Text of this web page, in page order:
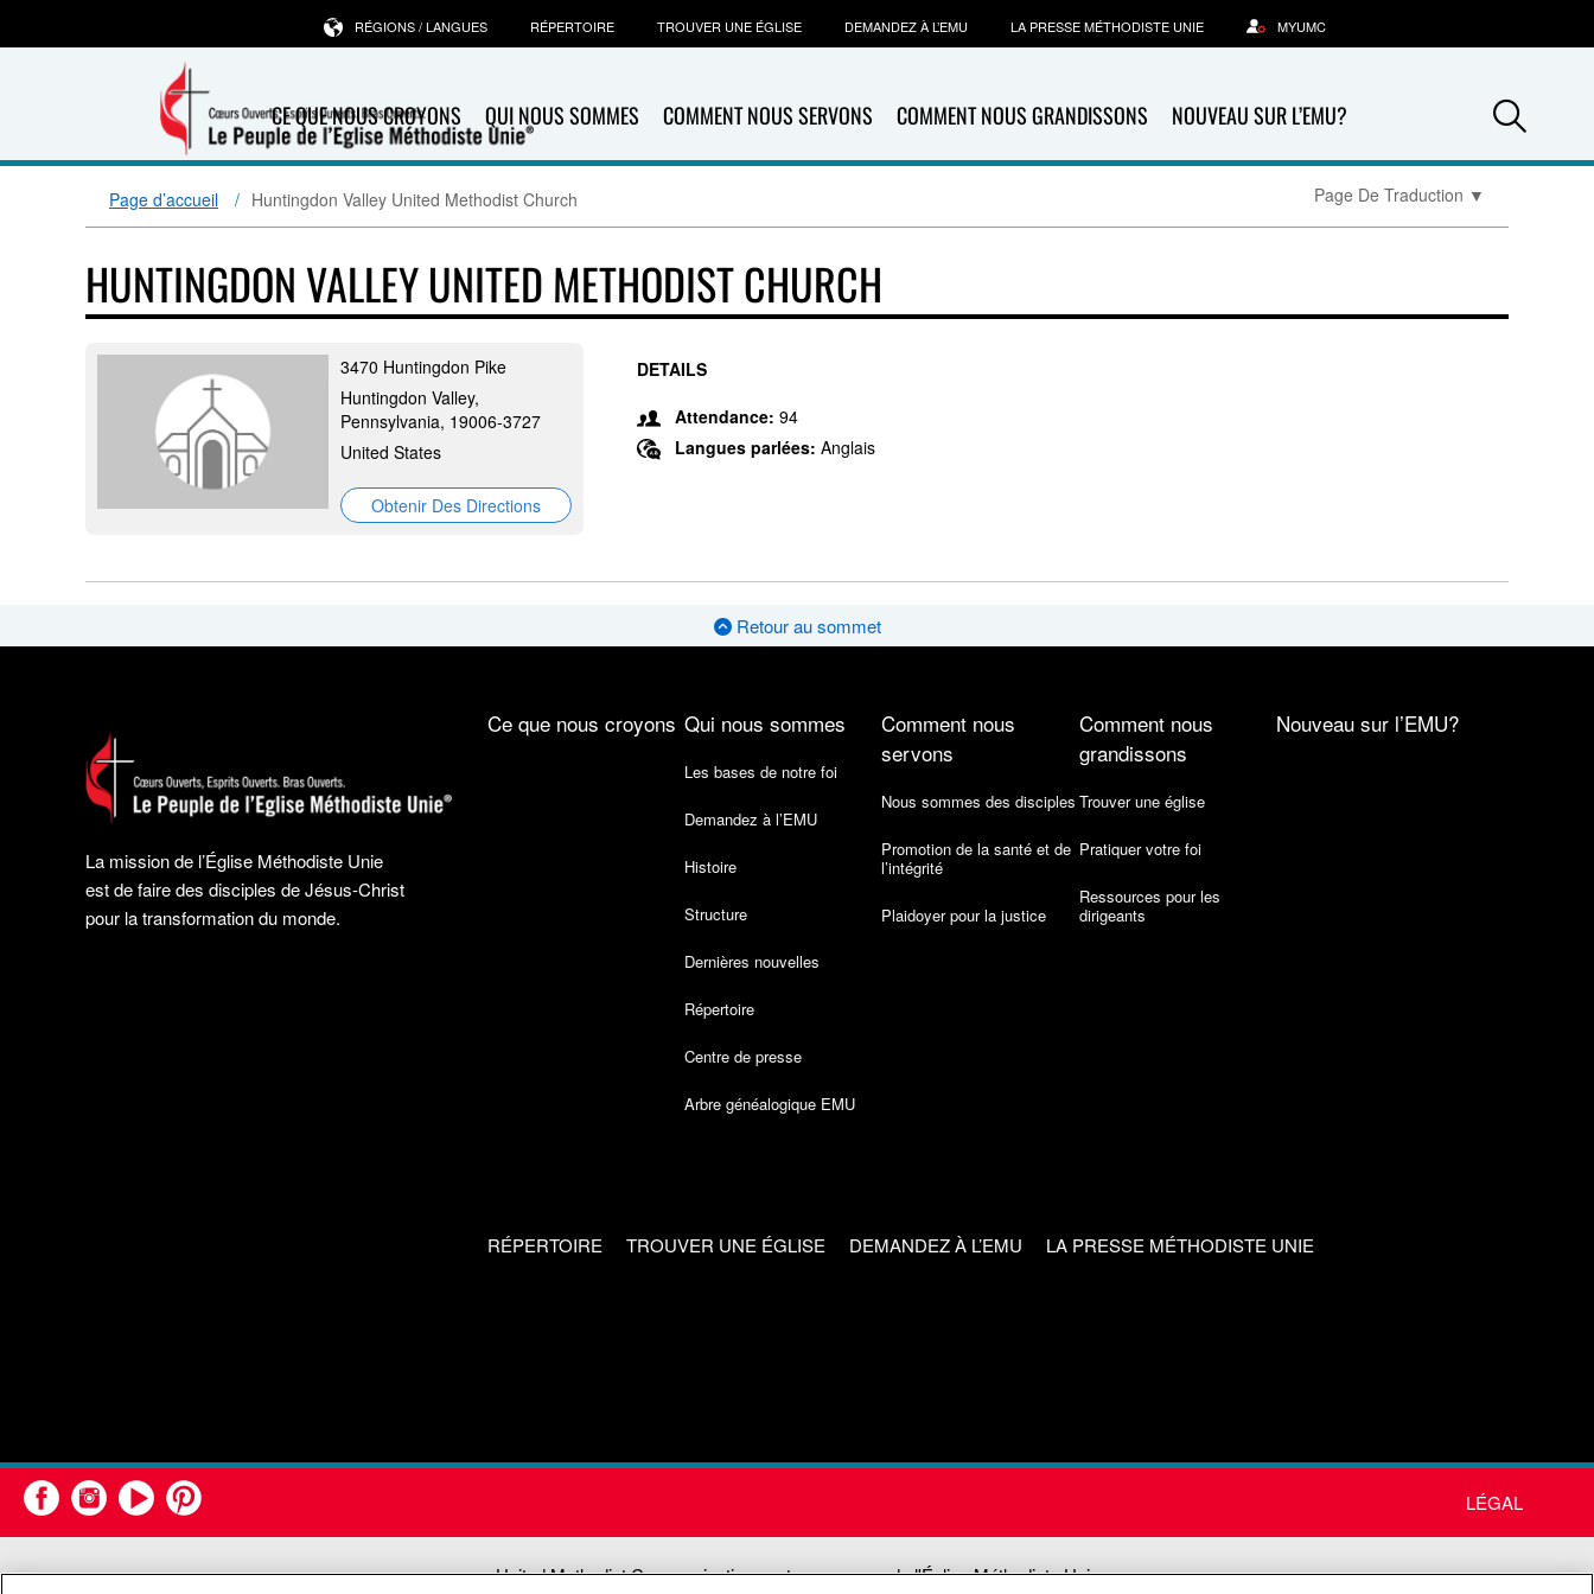
CE QUE NOUS CROYONS QUI NOUS SOMMES COMMENT NOUS SERVONS COMMENT NOUS GRANDISSONS NOUVEAU SUR L’EMU?
RÉGIONS / LANGUES RÉPERTOIRE TROUVER UNE ÉGLISE DEMANDEZ À L’EMU LA PRESSE MÉTHODISTE UNIE MYUMC
Page d’accueil Huntingdon Valley United Methodist Church Page De Traduction ▼
HUNTINGDON VALLEY UNITED METHODIST CHURCH
3470 Huntingdon Pike
Huntingdon Valley,
Pennsylvania, 19006-3727
United States
Obtenir Des Directions
DETAILS
Attendance: 94
Langues parlées: Anglais
Retour au sommet
La mission de l’Église Méthodiste Unie
est de faire des disciples de Jésus-Christ
pour la transformation du monde.
Ce que nous croyons Qui nous sommes
Les bases de notre foi
Demandez à l’EMU
Histoire
Structure
Dernières nouvelles
Répertoire
Centre de presse
Arbre généalogique EMU
Comment nous
servons
Nous sommes des disciples
Promotion de la santé et de
l’intégrité
Plaidoyer pour la justice
Comment nous
grandissons
Trouver une église
Pratiquer votre foi
Ressources pour les
dirigeants
Nouveau sur l’EMU?
RÉPERTOIRE TROUVER UNE ÉGLISE DEMANDEZ À L’EMU LA PRESSE MÉTHODISTE UNIE
LÉGAL
United Methodist Communications est une agence de l'Église Méthodiste Unie